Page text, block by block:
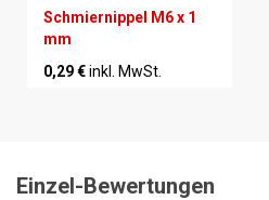
Schmiernippel M6 x 1
mm
0,29 €inkl. MwSt.
Einzel-Bewertungen